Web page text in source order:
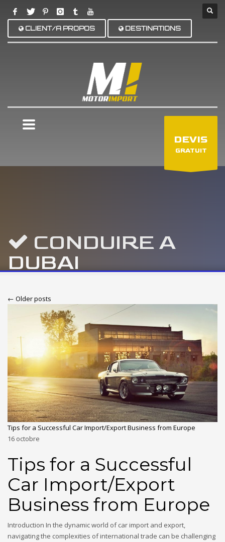
CLIENT/A PROPOS DESTINATIONS
DEVIS
GRATUIT
CONDUIRE A
DUBAI
← Older posts
Tips for a Successful Car Import/Export Business from Europe
16 octobre
Tips for a Successful
Car Import/Export
Business from Europe
Introduction In the dynamic world of car import and export,
navigating the complexities of international trade can be challenging